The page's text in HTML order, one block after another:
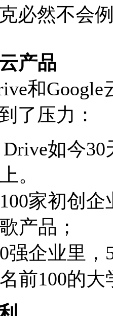
必然不会
产品
和
了压力：
Drive如今
。
家初创
产品；
强企业里，
前100的